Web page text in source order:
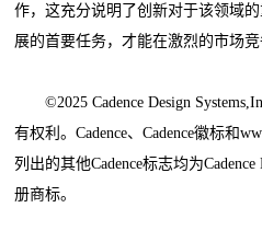
作，这充分说明了创新对于该领域
展的首要任务，才能在激烈的市场竞
©2025 Cadence Design
有权利。Cadence、Cadence徽标和
列出的其他Cadence标志均为
册商标。